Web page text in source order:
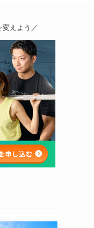
変えよう／